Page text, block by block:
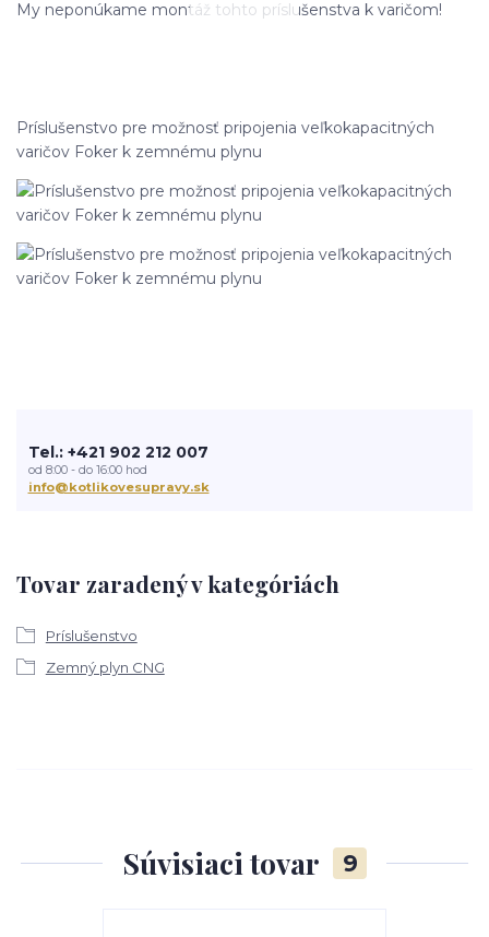
My neponúkame montáž tohto príslušenstva k varičom!
Príslušenstvo pre možnosť pripojenia veľkokapacitných
varičov Foker k zemnému plynu
Tovar zaradený v kategóriách
Príslušenstvo
Zemný plyn CNG
Tel.: +421 902 212 007
od 8:00 - do 16:00 hod
info@kotlikovesupravy.sk
Súvisiaci tovar 9